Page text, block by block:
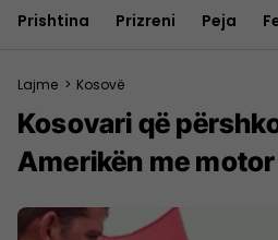
Prishtina Prizreni Peja
Lajme > Kosovë
Kosovari që
Amerikën me motor